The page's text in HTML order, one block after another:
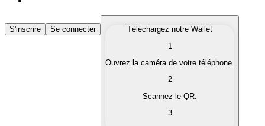
Acheter des Cryptomonnaies
Achetez les cryptomonnaies qui vous intéressent
Convertissez vos cryptomonnaies en monnaie
S'inscrire Se connecter
Téléchargez notre Wallet
1
Ouvrez la caméra de votre téléphone.
2
Scannez le QR.
3